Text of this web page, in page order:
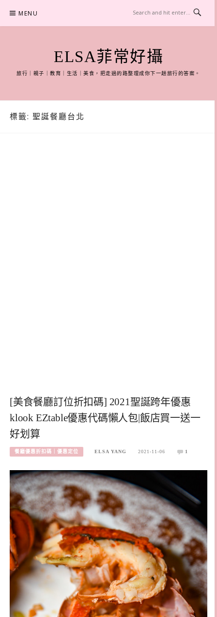
content
MENU
ELSA菲常好攝
旅行｜親子｜教育｜生活｜美食，把走過的路整理成你下一趟旅行的答案。
標籤: 聖誕餐廳台北
[美食餐廳訂位折扣碼] 2021聖誕跨年優惠
klook EZtable優惠代碼懶人包|飯店買一送一
好划算
餐廳優惠折扣碼｜優惠定位 ELSA YANG 2021-11-06 1